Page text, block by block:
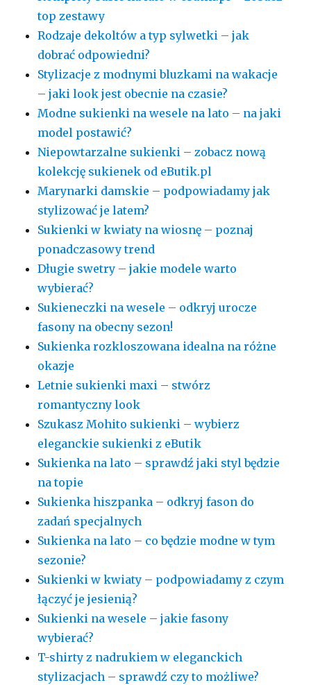
top zestawy
Rodzaje dekoltów a typ sylwetki – jak
dobrać odpowiedni?
Stylizacje z modnymi bluzkami na wakacje
– jaki look jest obecnie na czasie?
Modne sukienki na wesele na lato – na jaki
model postawić?
Niepowtarzalne sukienki – zobacz nową
kolekcję sukienek od eButik.pl
Marynarki damskie – podpowiadamy jak
stylizować je latem?
Sukienki w kwiaty na wiosnę – poznaj
ponadczasowy trend
Długie swetry – jakie modele warto
wybierać?
Sukieneczki na wesele – odkryj urocze
fasony na obecny sezon!
Sukienka rozkloszowana idealna na różne
okazje
Letnie sukienki maxi – stwórz
romantyczny look
Szukasz Mohito sukienki – wybierz
eleganckie sukienki z eButik
Sukienka na lato – sprawdź jaki styl będzie
na topie
Sukienka hiszpanka – odkryj fason do
zadań specjalnych
Sukienka na lato – co będzie modne w tym
sezonie?
Sukienki w kwiaty – podpowiadamy z czym
łączyć je jesienią?
Sukienki na wesele – jakie fasony
wybierać?
T-shirty z nadrukiem w eleganckich
stylizacjach – sprawdź czy to możliwe?